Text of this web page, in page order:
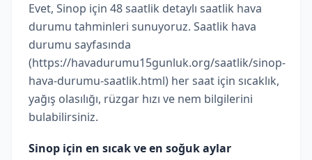
Evet, Sinop için 48 saatlik detaylı saatlik hava
durumu tahminleri sunuyoruz. Saatlik hava
durumu sayfasında
(https://havadurumu15gunluk.org/saatlik/sinop-
hava-durumu-saatlik.html) her saat için sıcaklık,
yağış olasılığı, rüzgar hızı ve nem bilgilerini
bulabilirsiniz.
Sinop için en sıcak ve en soğuk aylar